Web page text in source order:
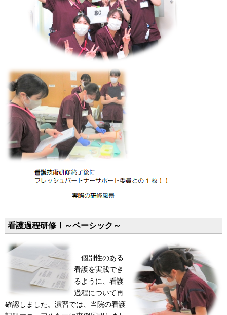
看護過程研修Ⅰ～ベーシック～
個別性のある
看護を実践でき
るように、看護
過程について再
確認しました。演習では、当院の看護